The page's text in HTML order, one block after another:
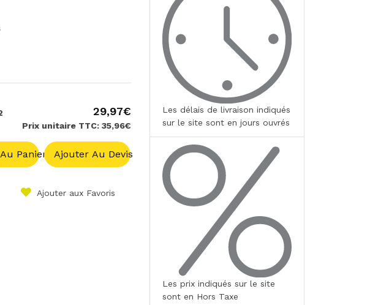
29,97€
Prix unitaire TTC: 35,96€
Panier Ajouter Au Devis
Ajouter aux Favoris
Les délais de livraison indiqués
sur le site sont en jours ouvrés
Les prix indiqués sur le site
sont en Hors Taxe